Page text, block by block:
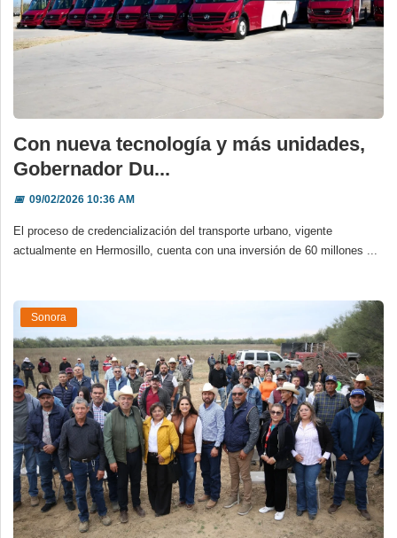
Con nueva tecnología y más unidades,
Gobernador Du...
📅09/02/2026 10:36 AM
El proceso de credencialización del transporte urbano, vigente
actualmente en Hermosillo, cuenta con una inversión de 60 millones ...
Sonora